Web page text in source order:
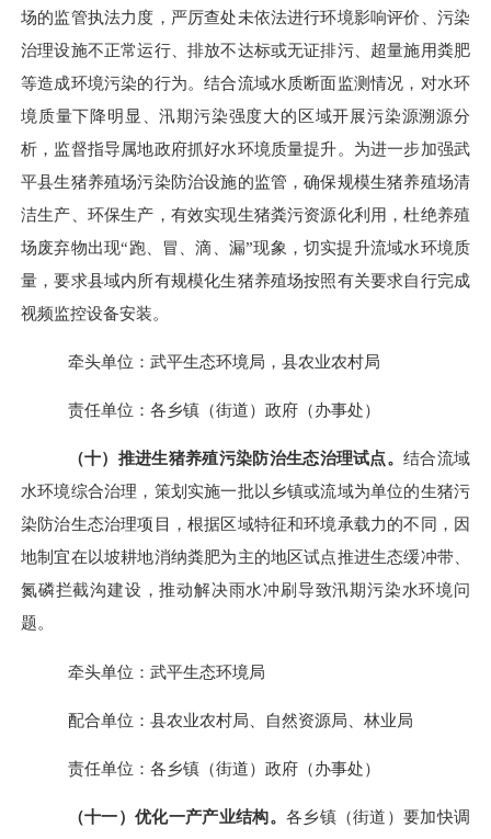
场的监管执法力度，严厉查处未依法进行环境影响评价、污染
治理设施不正常运行、排放不达标或无证排污、超量施用粪肥
等造成环境污染的行为。结合流域水质断面监测情况，对水环
境质量下降明显、汛期污染强度大的区域开展污染源溯源分
析，监督指导属地政府抓好水环境质量提升。为进一步加强武
平县生猪养殖场污染防治设施的监管，确保规模生猪养殖场清
洁生产、环保生产，有效实现生猪粪污资源化利用，杜绝养殖
场废弃物出现“跑、冒、滴、漏”现象，切实提升流域水环境质
量，要求县域内所有规模化生猪养殖场按照有关要求自行完成
视频监控设备安装。
牵头单位：武平生态环境局，县农业农村局
责任单位：各乡镇（街道）政府（办事处）
（十）推进生猪养殖污染防治生态治理试点。结合流域
水环境综合治理，策划实施一批以乡镇或流域为单位的生猪污
染防治生态治理项目，根据区域特征和环境承载力的不同，因
地制宜在以坡耕地消纳粪肥为主的地区试点推进生态缓冲带、
氮磷拦截沟建设，推动解决雨水冲刷导致汛期污染水环境问
题。
牵头单位：武平生态环境局
配合单位：县农业农村局、自然资源局、林业局
责任单位：各乡镇（街道）政府（办事处）
（十一）优化一产产业结构。 各乡镇（街道）要加快调